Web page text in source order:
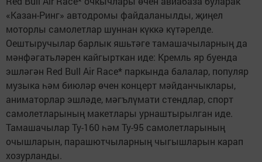
«Казан-Ринг» автодромы файдаланылды, җиңел
моторлы самолетлар шуннан күккә күтәрелде.
Оештыручылар барлык яшьтәге тамашачыларның да
мәнфәгатьләрен кайгырткан иде: Кремль яр буенда
эшләгән Red Bull Air Race* паркында балалар, популяр
музыка һәм биюләр өчен концерт мәйданчыклары,
аниматорлар эшләде, мәгълүмати стендлар, спорт
самолетларының макетлары урнаштырылган иде.
Тамашачылар Ту-160 һәм Ту-95 самолетларының
очышларын, парашютчыларның чыгышларын карап
хозурланды.